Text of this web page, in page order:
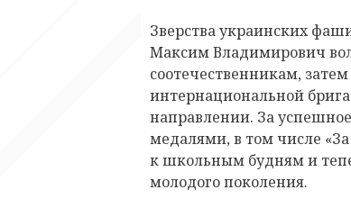
Зверства украинских
Максим Владимирович
соотечественникам,
интернациональной
направлении. За
медалями, в том числе
к школьным будням и
молодого поколения.